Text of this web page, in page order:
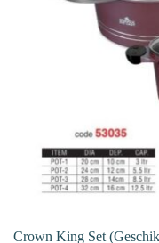
Crown King Set